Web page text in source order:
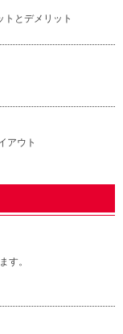
トとデメリット
アウト
す。